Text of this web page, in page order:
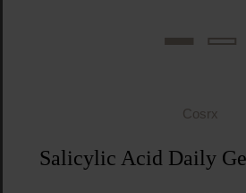
Cosrx
Salicylic Acid Daily